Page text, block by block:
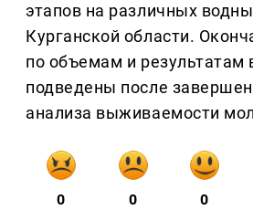
этапов на различных
Курганской области.
по объемам и результатам
подведены после
анализа выживаемости
0 0 0